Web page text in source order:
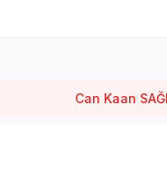
Can Kaan